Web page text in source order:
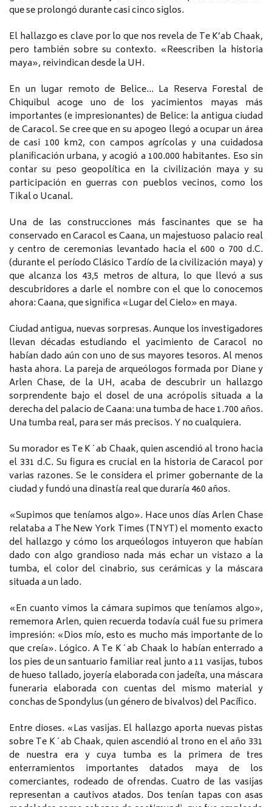
que se prolongó durante casi cinco siglos.
El hallazgo es clave por lo que nos revela de Te K’ab Chaak,
pero también sobre su contexto. «Reescriben la historia
maya», reivindican desde la UH.
En un lugar remoto de Belice… La Reserva Forestal de
Chiquibul acoge uno de los yacimientos mayas más
importantes (e impresionantes) de Belice: la antigua ciudad
de Caracol. Se cree que en su apogeo llegó a ocupar un área
de casi 100 km2, con campos agrícolas y una cuidadosa
planificación urbana, y acogió a 100.000 habitantes. Eso sin
contar su peso geopolítica en la civilización maya y su
participación en guerras con pueblos vecinos, como los
Tikal o Ucanal.
Una de las construcciones más fascinantes que se ha
conservado en Caracol es Caana, un majestuoso palacio real
y centro de ceremonias levantado hacia el 600 o 700 d.C.
(durante el período Clásico Tardío de la civilización maya) y
que alcanza los 43,5 metros de altura, lo que llevó a sus
descubridores a darle el nombre con el que lo conocemos
ahora: Caana, que significa «Lugar del Cielo» en maya.
Ciudad antigua, nuevas sorpresas. Aunque los investigadores
llevan décadas estudiando el yacimiento de Caracol no
habían dado aún con uno de sus mayores tesoros. Al menos
hasta ahora. La pareja de arqueólogos formada por Diane y
Arlen Chase, de la UH, acaba de descubrir un hallazgo
sorprendente bajo el dosel de una acrópolis situada a la
derecha del palacio de Caana: una tumba de hace 1.700 años.
Una tumba real, para ser más precisos. Y no cualquiera.
Su morador es Te K´ab Chaak, quien ascendió al trono hacia
el 331 d.C. Su figura es crucial en la historia de Caracol por
varias razones. Se le considera el primer gobernante de la
ciudad y fundó una dinastía real que duraría 460 años.
«Supimos que teníamos algo». Hace unos días Arlen Chase
relataba a The New York Times (TNYT) el momento exacto
del hallazgo y cómo los arqueólogos intuyeron que habían
dado con algo grandioso nada más echar un vistazo a la
tumba, el color del cinabrio, sus cerámicas y la máscara
situada a un lado.
«En cuanto vimos la cámara supimos que teníamos algo»,
rememora Arlen, quien recuerda todavía cuál fue su primera
impresión: «Dios mío, esto es mucho más importante de lo
que creía». Lógico. A Te K´ab Chaak lo habían enterrado a
los pies de un santuario familiar real junto a 11 vasijas, tubos
de hueso tallado, joyería elaborada con jadeíta, una máscara
funeraria elaborada con cuentas del mismo material y
conchas de Spondylus (un género de bivalvos) del Pacífico.
Entre dioses. «Las vasijas. El hallazgo aporta nuevas pistas
sobre Te K´ab Chaak, quien ascendió al trono en el año 331
de nuestra era y cuya tumba es la primera de tres
enterramientos importantes datados maya de los
comerciantes, rodeado de ofrendas. Cuatro de las vasijas
representan a cautivos atados. Dos tenían tapas con asas